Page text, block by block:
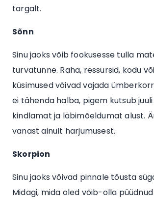
targalt.
Sõnn
Sinu jaoks võib fookusesse tulla
turvatunne. Raha, ressursid, kodu
küsimused võivad vajada
ei tähenda halba, pigem kutsub
kindlamat ja läbimõeldumat alust.
vanast ainult harjumusest.
Skorpion
Sinu jaoks võivad pinnale tõusta
Midagi, mida oled võib-olla